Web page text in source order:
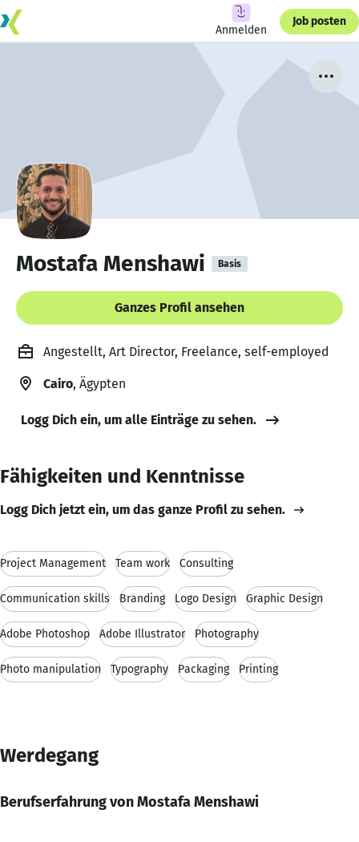
Anmelden
Job posten
Mostafa Menshawi Basis
Ganzes Profil ansehen
Angestellt, Art Director, Freelance, self-employed
Cairo, Ägypten
Logg Dich ein, um alle Einträge zu sehen.
Fähigkeiten und Kenntnisse
Logg Dich jetzt ein, um das ganze Profil zu sehen.
Project Management Team work Consulting
Communication skills Branding Logo Design Graphic Design
Adobe Photoshop Adobe Illustrator Photography
Photo manipulation Typography Packaging Printing
Werdegang
Berufserfahrung von Mostafa Menshawi